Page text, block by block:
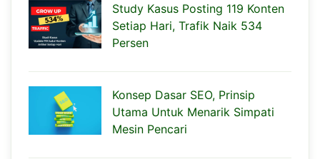
Study Kasus Posting 119 Konten
Setiap Hari, Trafik Naik 534
Persen
Konsep Dasar SEO, Prinsip
Utama Untuk Menarik Simpati
Mesin Pencari